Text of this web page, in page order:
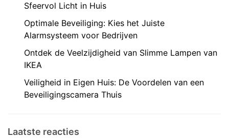
Sfeervol Licht in Huis
Optimale Beveiliging: Kies het Juiste
Alarmsysteem voor Bedrijven
Ontdek de Veelzijdigheid van Slimme Lampen van
IKEA
Veiligheid in Eigen Huis: De Voordelen van een
Beveiligingscamera Thuis
Laatste reacties